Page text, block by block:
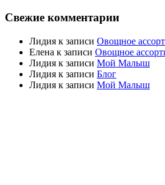
Свежие комментарии
Лидия к записи Овощное
Елена к записи Овощное
Лидия к записи Мой Малыш
Лидия к записи Блог
Лидия к записи Мой Малыш